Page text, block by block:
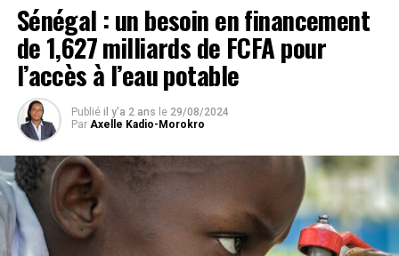
Sénégal : un besoin en financement
de 1,627 milliards de FCFA pour
l’accès à l’eau potable
Publié il y'a 2 ans le 29/08/2024
Par Axelle Kadio-Morokro